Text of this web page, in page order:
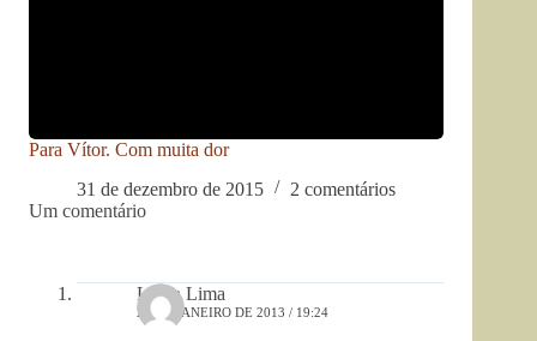
Para Vítor. Com muita dor
31 de dezembro de 2015
2 comentários
Um comentário
Lilian Lima
27 DE JANEIRO DE 2013 / 19:24